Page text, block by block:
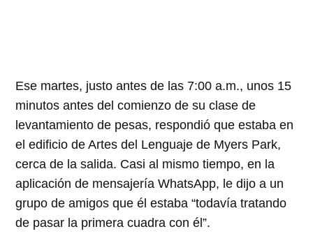
Ese martes, justo antes de las 7:00 a.m., unos 15
minutos antes del comienzo de su clase de
levantamiento de pesas, respondió que estaba en
el edificio de Artes del Lenguaje de Myers Park,
cerca de la salida. Casi al mismo tiempo, en la
aplicación de mensajería WhatsApp, le dijo a un
grupo de amigos que él estaba “todavía tratando
de pasar la primera cuadra con él”.